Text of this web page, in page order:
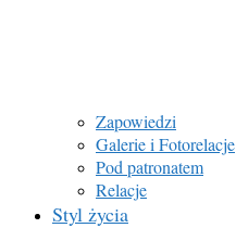
Zapowiedzi
Galerie i Fotorelacje
Pod patronatem
Relacje
Styl życia